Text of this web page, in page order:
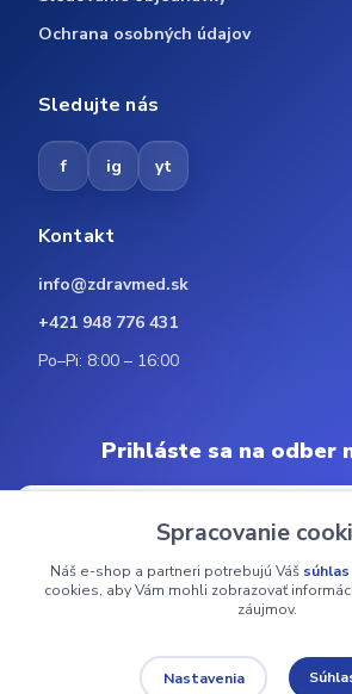
Ochrana osobných údajov
Sledujte nás
f ig yt
Kontakt
info@zdravmed.sk
+421 948 776 431
Po–Pi: 8:00 – 16:00
Prihláste sa na odber
Odoberať
© 2024 ZdravMed.sk | Všetky
Spracovanie
Náš e-shop a partneri potrebujú Váš súhlas
cookies, aby Vám mohli zobrazovať
záujmov.
Nastavenia